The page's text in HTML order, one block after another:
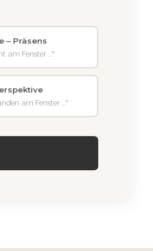
– Präsens
am Fenster …"
am Fenster …"